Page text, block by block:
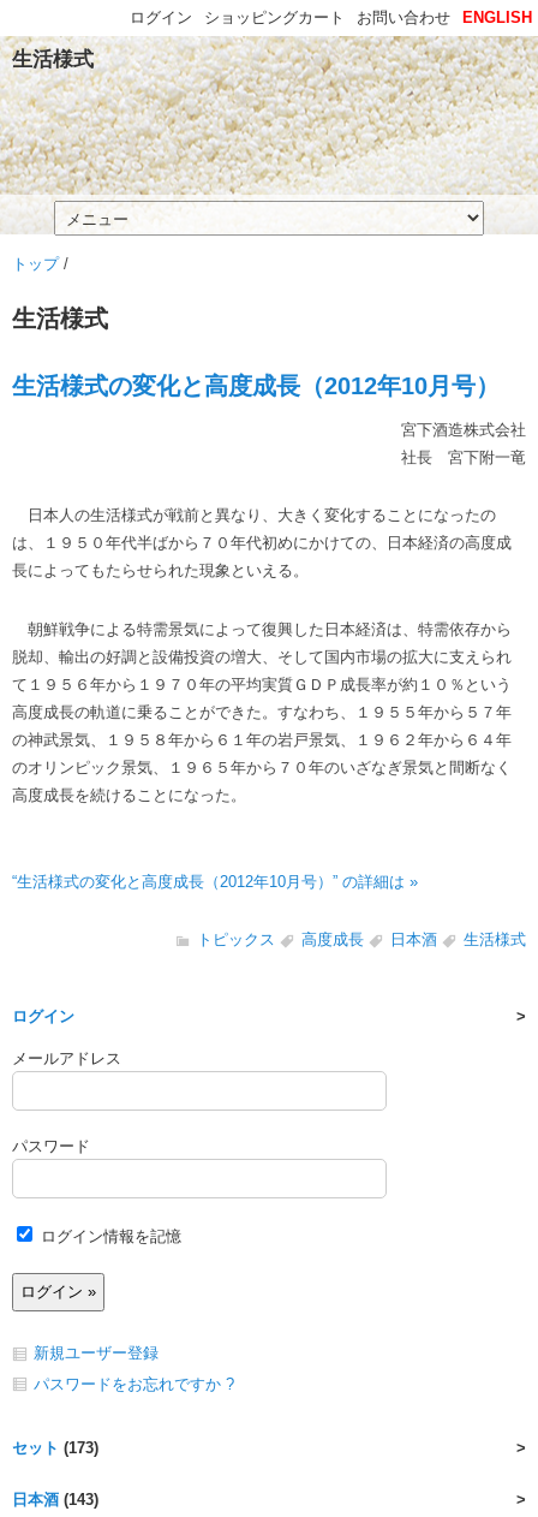
生活様式
トップ/
生活様式
生活様式の変化と高度成長（2012年10月号）
宮下酒造株式会社
社長 宮下附一竜
日本人の生活様式が戦前と異なり、大きく変化することになったの
は、１９５０年代半ばから７０年代初めにかけての、日本経済の高度成
長によってもたらせられた現象といえる。
朝鮮戦争による特需景気によって復興した日本経済は、特需依存から
脱却、輸出の好調と設備投資の増大、そして国内市場の拡大に支えられ
て１９５６年から１９７０年の平均実質ＧＤＰ成長率が約１０％という
高度成長の軌道に乗ることができた。すなわち、１９５５年から５７年
の神武景気、１９５８年から６１年の岩戸景気、１９６２年から６４年
のオリンピック景気、１９６５年から７０年のいざなぎ景気と間断なく
高度成長を続けることになった。
“生活様式の変化と高度成長（2012年10月号）” の詳細は »
トピックス 高度成長 日本酒 生活様式
ログイン
メールアドレス
パスワード
ログイン情報を記憶
新規ユーザー登録
パスワードをお忘れですか ?
セット (173)
日本酒 (143)
ENGLISH
お問い合わせ
ショッピングカート
ログイン